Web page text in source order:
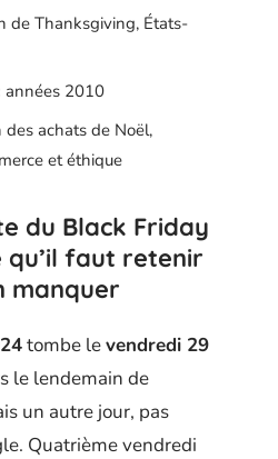
de Thanksgiving, États-
années 2010
des achats de Noël,
et éthique
du Black Friday
qu’il faut retenir
manquer
tombe levendredi 29
le lendemain de
un autre jour, pas
Quatrième vendredi